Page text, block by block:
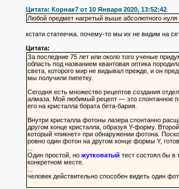
Цитата: Корнак7 от 10 Января 2020, 13:52:42
Любой предмет нагретый выше абсолютного
кстати статеечка. почему-то мы их не видим на
Цитата:
За последние 75 лет или около того ученые
область под названием квантовая оптика
света, которого мир не видывал прежде, и он
мы получили пипетку.
Сегодня есть множество рецептов создания
алмаза. Мой любимый рецепт — это спонтанное
его на кристалла бората бета-бария.
Внутри кристалла фотоны лазера спонтанно
другом конце кристалла, образуя Y-форму.
который «пикнет» при обнаружении фотона.
ровно один фотон на другом конце формы Y,
Один простой, но жутковатый тест состоял бы
конкретном месте.
человек действительно способен видеть один